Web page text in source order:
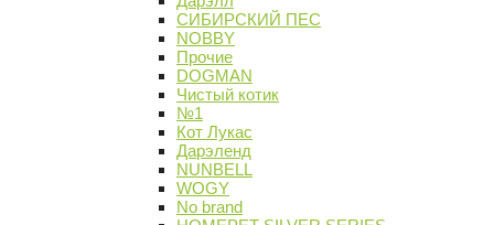
СИБИРСКИЙ ПЕС
NOBBY
Прочие
DOGMAN
Чистый котик
№1
Кот Лукас
Дарэленд
NUNBELL
WOGY
No brand